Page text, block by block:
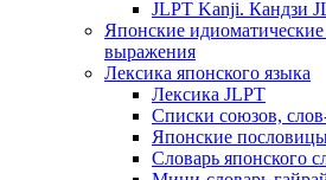
JLPT Kanji. Кандзи
Японские
выражения
Лексика японского языка
Лексика JLPT
Списки союзов,
Японские
Словарь японского